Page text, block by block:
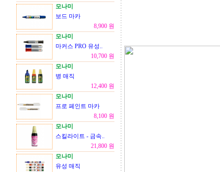
모나미
보드 마카
8,900 원
모나미
마커스 PRO 유성..
10,700 원
모나미
병 매직
12,400 원
모나미
프로 페인트 마카
8,100 원
모나미
스킬라이트 - 금속..
21,800 원
모나미
유성 매직